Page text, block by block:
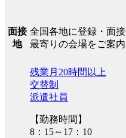
面接
地
全国各地に登録・面
最寄りの会場をご案内
残業月20時間以上
交替制
派遣社員
【勤務時間】
8：15～17：10